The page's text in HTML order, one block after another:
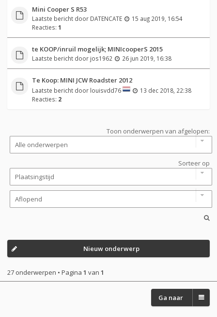
Mini Cooper S R53
Laatste bericht door DATENCATE
15 aug 2019, 16:54
Reacties: 1
te KOOP/inruil mogelijk; MINIcooperS 2015
Laatste bericht door jos1962 26 jun 2019, 16:38
Te Koop: MINI JCW Roadster 2012
Laatste bericht door louisvdd76
13 dec 2018, 22:38
Reacties: 2
Toon onderwerpen van afgelopen:
Sorteer op
Nieuw onderwerp
27 onderwerpen • Pagina 1 van 1
Ga naar